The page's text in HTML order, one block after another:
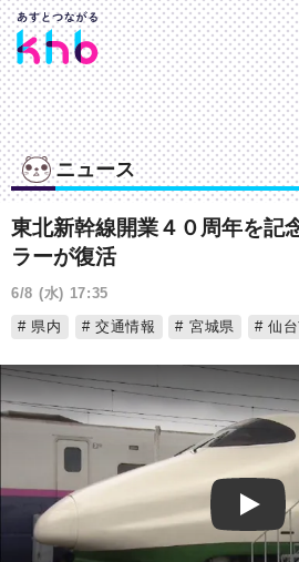
ニュース
東北新幹線開業４０周年を記
ラーが復活
6/8 (水) 17:35
県内
交通情報 宮城県 仙台
Play